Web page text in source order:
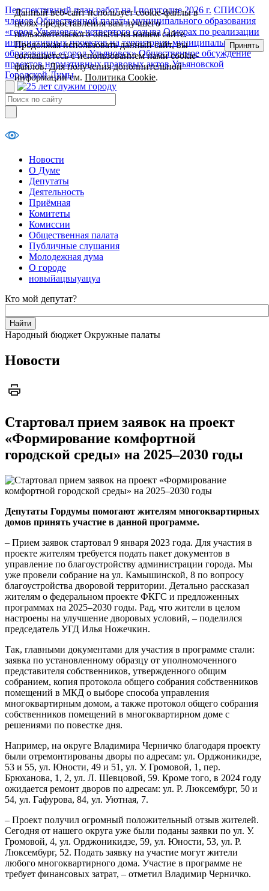
Перспективный план работ на I полугодие 2026 г. СПИСОК
членов Общественной палаты муниципального образования
«город Ульяновск» четвертого созыва О мерах по реализации
инициативных проектов на территории муниципального
образования «город Ульяновск» Общественное обсуждение
проектов нормативных правовых актов Ульяновской
Городской Думы
Новости
О Думе
Депутаты
Деятельность
Приёмная
Комитеты
Комиссии
Общественная палата
Публичные слушания
Молодежная дума
О городе
новыйацвыуацуа
Кто мой депутат?
Народный бюджет Окружные палаты
Новости
Стартовал прием заявок на проект
«Формирование комфортной
городской среды» на 2025–2030 годы
Депутаты Гордумы помогают жителям многоквартирных
домов принять участие в данной программе.
– Прием заявок стартовал 9 января 2023 года. Для участия в
проекте жителям требуется подать пакет документов в
управление по благоустройству администрации города. Мы
уже провели собрание на ул. Камышинской, 8 по вопросу
благоустройства дворовой территории. Детально рассказал
жителям о федеральном проекте ФКГС и предложенных
программах на 2025–2030 годы. Рад, что жители в целом
настроены на улучшение дворовых условий, – поделился
председатель УГД Илья Ножечкин.
Так, главными документами для участия в программе стали:
заявка по установленному образцу от уполномоченного
представителя собственников, утвержденного общим
собранием, копия протокола общего собрания собственников
помещений в МКД о выборе способа управления
многоквартирным домом, а также протокол общего собрания
собственников помещений в многоквартирном доме с
решениями по повестке дня.
Например, на округе Владимира Черничко благодаря проекту
были отремонтированы дворы по адресам: ул. Орджоникидзе,
53 и 55, ул. Юности, 49 и 51, ул. У. Громовой, 1, пер.
Брюханова, 1, 2, ул. Л. Шевцовой, 59. Кроме того, в 2024 году
ожидается ремонт дворов по адресам: ул. Р. Люксембург, 50 и
54, ул. Гафурова, 84, ул. Уютная, 7.
– Проект получил огромный положительный отзыв жителей.
Сегодня от нашего округа уже были поданы заявки по ул. У.
Громовой, 4, ул. Орджоникидзе, 59, ул. Юности, 53, ул. Р.
Люксембург, 52. Подать заявку на участие могут жители
любого многоквартирного дома. Участие в программе не
требует финансовых затрат, – отметил Владимир Черничко.
Данный веб-сайт использует cookie-файлы в
целях предоставления вам лучшего
пользовательского опыта на нашем сайте.
Продолжая использовать данный сайт, вы
соглашаетесь с использованием нами cookie-
файлов. Для получения дополнительной
информации см.Политика Cookie.
Принять